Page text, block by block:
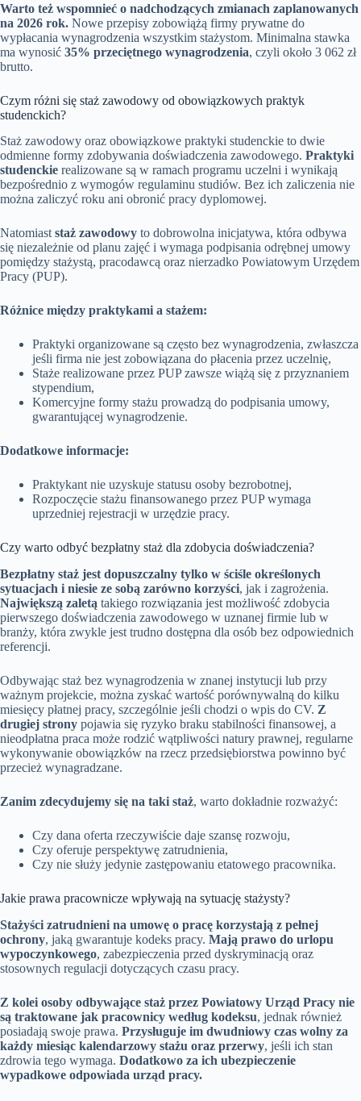
Warto też wspomnieć o nadchodzących zmianach zaplanowanych
na 2026 rok. Nowe przepisy zobowiążą firmy prywatne do
wypłacania wynagrodzenia wszystkim stażystom. Minimalna stawka
ma wynosić 35% przeciętnego wynagrodzenia, czyli około 3 062 zł
brutto.
Czym różni się staż zawodowy od obowiązkowych praktyk
studenckich?
Staż zawodowy oraz obowiązkowe praktyki studenckie to dwie
odmienne formy zdobywania doświadczenia zawodowego. Praktyki
studenckie realizowane są w ramach programu uczelni i wynikają
bezpośrednio z wymogów regulaminu studiów. Bez ich zaliczenia nie
można zaliczyć roku ani obronić pracy dyplomowej.
Natomiaststaż zawodowy to dobrowolna inicjatywa, która odbywa
się niezależnie od planu zajęć i wymaga podpisania odrębnej umowy
pomiędzy stażystą, pracodawcą oraz nierzadko Powiatowym Urzędem
Pracy (PUP).
Różnice między praktykami a stażem:
Praktyki organizowane są często bez wynagrodzenia, zwłaszcza
jeśli firma nie jest zobowiązana do płacenia przez uczelnię,
Staże realizowane przez PUP zawsze wiążą się z przyznaniem
stypendium,
Komercyjne formy stażu prowadzą do podpisania umowy,
gwarantującej wynagrodzenie.
Dodatkowe informacje:
Praktykant nie uzyskuje statusu osoby bezrobotnej,
Rozpoczęcie stażu finansowanego przez PUP wymaga
uprzedniej rejestracji w urzędzie pracy.
Czy warto odbyć bezpłatny staż dla zdobycia doświadczenia?
Bezpłatny staż jest dopuszczalny tylko w ściśle określonych
sytuacjach i niesie ze sobą zarówno korzyści, jak i zagrożenia.
Największą zaletą takiego rozwiązania jest możliwość zdobycia
pierwszego doświadczenia zawodowego w uznanej firmie lub w
branży, która zwykle jest trudno dostępna dla osób bez odpowiednich
referencji.
Odbywając staż bez wynagrodzenia w znanej instytucji lub przy
ważnym projekcie, można zyskać wartość porównywalną do kilku
miesięcy płatnej pracy, szczególnie jeśli chodzi o wpis do CV. Z
drugiej strony pojawia się ryzyko braku stabilności finansowej, a
nieodpłatna praca może rodzić wątpliwości natury prawnej, regularne
wykonywanie obowiązków na rzecz przedsiębiorstwa powinno być
przecież wynagradzane.
Zanim zdecydujemy się na taki staż, warto dokładnie rozważyć:
Czy dana oferta rzeczywiście daje szansę rozwoju,
Czy oferuje perspektywę zatrudnienia,
Czy nie służy jedynie zastępowaniu etatowego pracownika.
Jakie prawa pracownicze wpływają na sytuację stażysty?
Stażyści zatrudnieni na umowę o pracę korzystają z pełnej
ochrony, jaką gwarantuje kodeks pracy. Mają prawo do urlopu
wypoczynkowego, zabezpieczenia przed dyskryminacją oraz
stosownych regulacji dotyczących czasu pracy.
Z kolei osoby odbywające staż przez Powiatowy Urząd Pracy nie
są traktowane jak pracownicy według kodeksu, jednak również
posiadają swoje prawa. Przysługuje im dwudniowy czas wolny za
każdy miesiąc kalendarzowy stażu oraz przerwy, jeśli ich stan
zdrowia tego wymaga. Dodatkowo za ich ubezpieczenie
wypadkowe odpowiada urząd pracy.